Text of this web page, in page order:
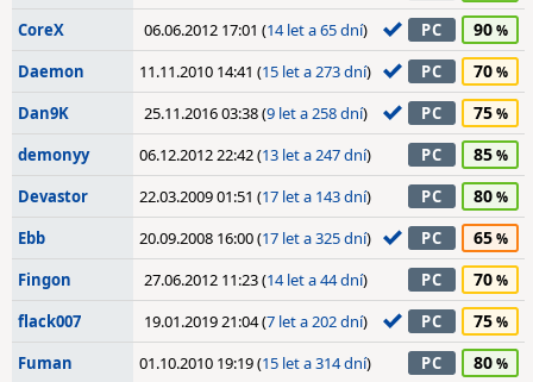
CoreX 06.06.2012 17:01 (14 let a 65 dní) PC 90
Daemon 11.11.2010 14:41 (15 let a 273 dní) PC 70
Dan9K 25.11.2016 03:38 (9 let a 258 dní) PC 75
demonyy 06.12.2012 22:42 (13 let a 247 dní) PC 85
Devastor 22.03.2009 01:51 (17 let a 143 dní) PC 80
Ebb 20.09.2008 16:00 (17 let a 325 dní) PC 65
Fingon 27.06.2012 11:23 (14 let a 44 dní) PC 70
flack007 19.01.2019 21:04 (7 let a 202 dní) PC 75
Fuman 01.10.2010 19:19 (15 let a 314 dní) PC 80